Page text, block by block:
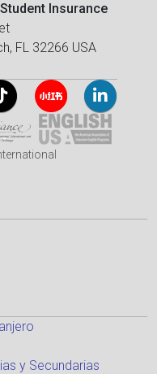
Insurance
FL 32266 USA
y Secundarias